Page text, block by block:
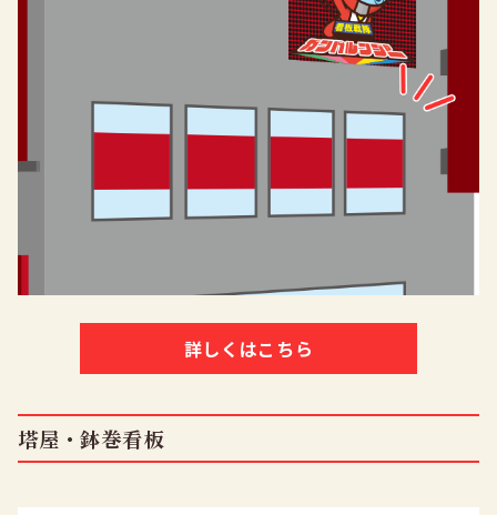
詳しくはこちら
塔屋・鉢巻看板